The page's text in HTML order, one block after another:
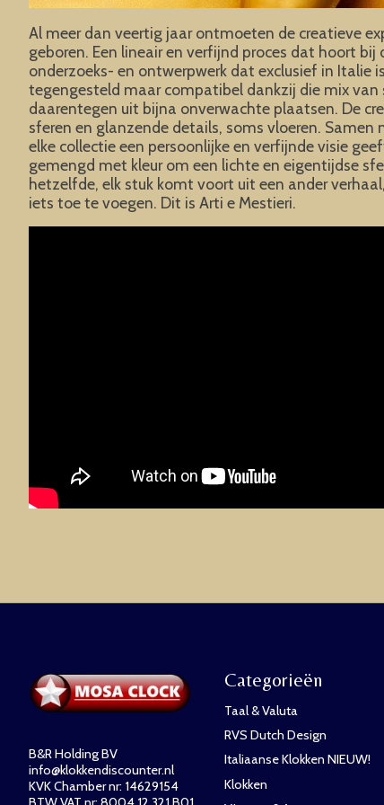
Al meer dan veertig jaar ontmoeten de creatieve
geboren. Een lineair en verfijnd proces dat hoort
onderzoeks- en ontwerpwerk dat exclusief in
tegengesteld maar compatibel dankzij die mix van
daarentegen uit bijna onverwachte plaatsen. De
sferen en glanzende details, soms vloeren.
elke collectie een persoonlijke en verfijnde visie
gemengd met kleur om een lichte en eigentijdse
hetzelfde, elk stuk komt voort uit een ander
iets toe te voegen. Dit is Arti e Mestieri.
B&R Holding BV
info@klokkendiscounter.nl
KVK Chamber nr: 14629154
Categorieën
Taal & Valuta
RVS Dutch Design
Italiaanse Klokken NIEUW!
Klokken